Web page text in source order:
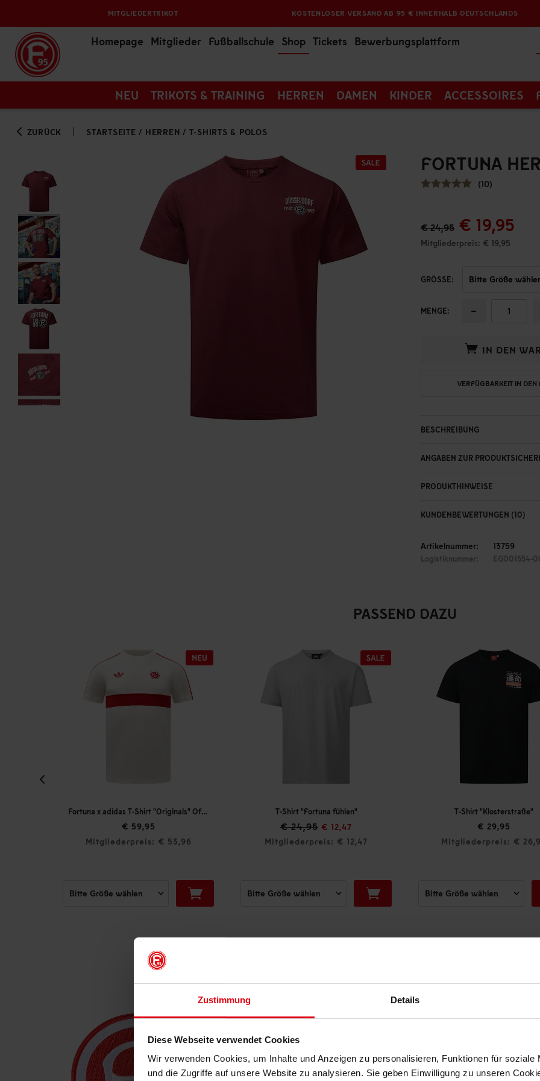
Zustimmung Details
Diese Webseite verwendet Cookies
Wir verwenden Cookies, um Inhalte und Anzeigen zu personalisieren, Funktionen für soziale
und die Zugriffe auf unsere Website zu analysieren. Sie geben Einwilligung zu unseren
MITGLIEDERTRIKOT KOSTENLOSER VERSAND AB 95 € INNERHALB DEUTSCHLANDS
Homepage Mitglieder Fußballschule Shop Tickets Bewerbungsplattform
NEU TRIKOTS & TRAINING HERREN DAMEN KINDER ACCESSOIRES
ZURÜCK STARTSEITE / HERREN / T-SHIRTS & POLOS
FORTUNA
(10)
€ 24,95 € 19,95
Mitgliederpreis: € 19,95
GRÖSSE:
MENGE: −
IN DEN
VERFÜGBARKEIT IN
BESCHREIBUNG
ANGABEN ZUR
PRODUKTHINWEISE
KUNDENBEWERTUNGEN (10)
Artikelnummer: 13759
Logistiknummer: EG001554-
PASSEND DAZU
Fortuna x adidas T-Shirt "Originals" Off-White
€ 59,95
Mitgliederpreis: € 53,96
T-Shirt "Fortuna fühlen"
€ 24,95 € 12,47
Mitgliederpreis: € 12,47
T-Shirt "Klosterstraße"
€ 29,95
Mitgliederpreis: €